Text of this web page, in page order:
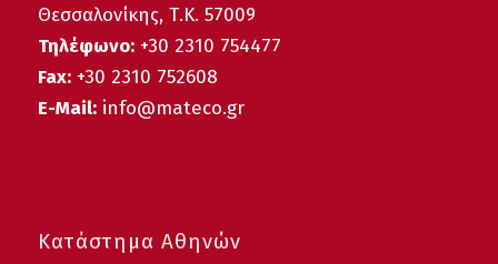
Θεσσαλονίκης, Τ.Κ. 57009
Τηλέφωνο:+30 2310 754477
Fax:+30 2310 752608
E-Mail:info@mateco.gr
Κατάστημα Αθηνών